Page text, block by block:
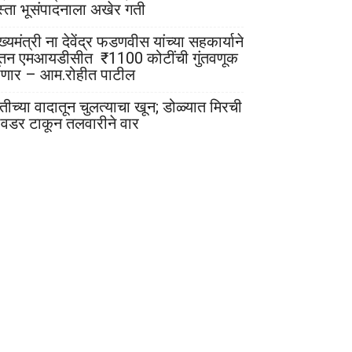
भूसंपादनाला अखेर गती
ना देवेंद्र फडणवीस यांच्या सहकार्याने
एमआयडीसीत ₹1100 कोटींची गुंतवणूक
– आम.रोहीत पाटील
वादातून चुलत्याचा खून; डोळ्यात मिरची
टाकून तलवारीने वार